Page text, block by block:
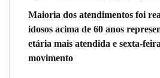
Maioria dos atendimentos foi
idosos acima de 60 anos
etária mais atendida e sexta-
movimento